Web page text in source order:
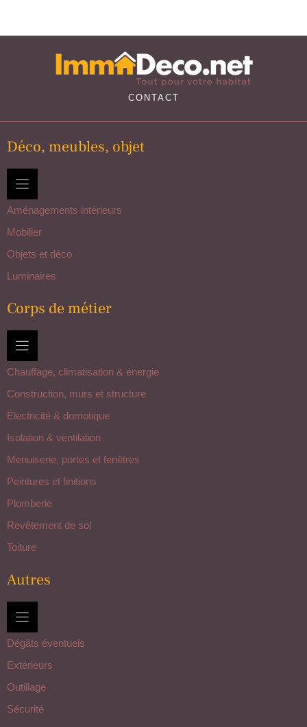
CONTACT
Déco, meubles, objet
Aménagements intérieurs
Mobilier
Objets et déco
Luminaires
Corps de métier
Chauffage, climatisation & énergie
Construction, murs et structure
Électricité & domotique
Isolation & ventilation
Menuiserie, portes et fenêtres
Peintures et finitions
Plomberie
Revêtement de sol
Toiture
Autres
Dégâts éventuels
Extérieurs
Outillage
Sécurité